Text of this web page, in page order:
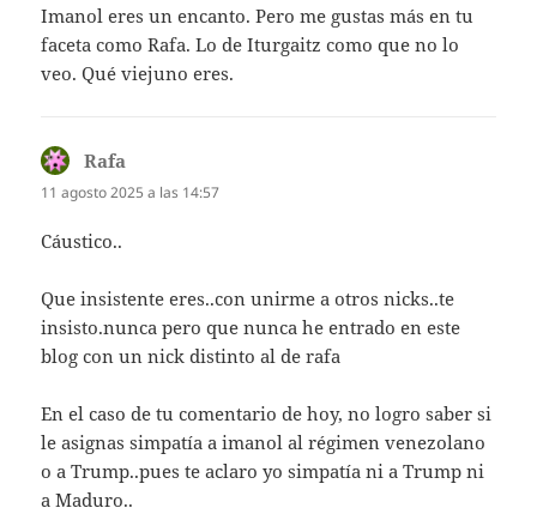
Imanol eres un encanto. Pero me gustas más en tu
faceta como Rafa. Lo de Iturgaitz como que no lo
veo. Qué viejuno eres.
Rafa
11 agosto 2025 a las 14:57
Cáustico..
Que insistente eres..con unirme a otros nicks..te
insisto.nunca pero que nunca he entrado en este
blog con un nick distinto al de rafa
En el caso de tu comentario de hoy, no logro saber si
le asignas simpatía a imanol al régimen venezolano
o a Trump..pues te aclaro yo simpatía ni a Trump ni
a Maduro..